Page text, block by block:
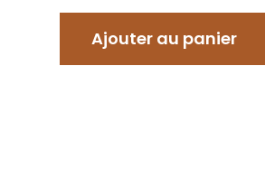
Ajouter au panier